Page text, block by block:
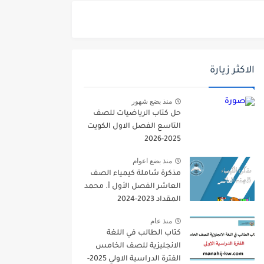
الاكثر زيارة
منذ بضع شهور
حل كتاب الرياضيات للصف
التاسع الفصل الاول الكويت
2025-2026
منذ بضع اعوام
مذكرة شاملة كيمياء الصف
العاشر الفصل الأول أ. محمد
المقداد 2023-2024
منذ عام
كتاب الطالب في اللغة
الانجليزية للصف الخامس
الفترة الدراسية الاولي 2025-